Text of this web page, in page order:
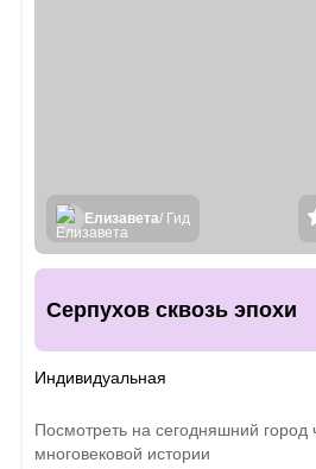
Елизавета/ Гид
Серпухов сквозь эпохи
Индивидуальная
Посмотреть на сегодняшний город
многовековой истории